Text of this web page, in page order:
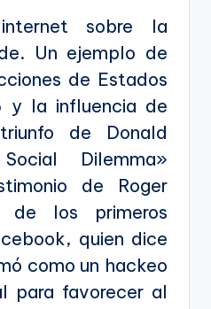
sobre la
Un ejemplo de
de Estados
y la influencia de
de Donald
Dilemma»
de Roger
de los primeros
quien dice
como un hackeo
para favorecer al